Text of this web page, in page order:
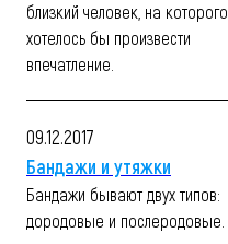
близкий человек, на которого
хотелось бы произвести
впечатление.
09.12.2017
Бандажи и утяжки
Бандажи бывают двух типов:
дородовые и послеродовые.